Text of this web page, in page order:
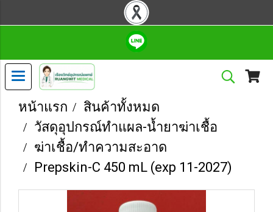
หน้าแรก
สินค้าทั้งหมด
วัสดุอุปกรณ์ทำแผล-น้ำยาฆ่าเชื้อ
ฆ่าเชื้อ/ทำความสะอาด
Prepskin-C 450 mL (exp 11-2027)